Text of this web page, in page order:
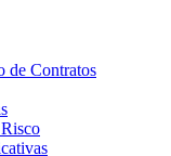
de Contratos